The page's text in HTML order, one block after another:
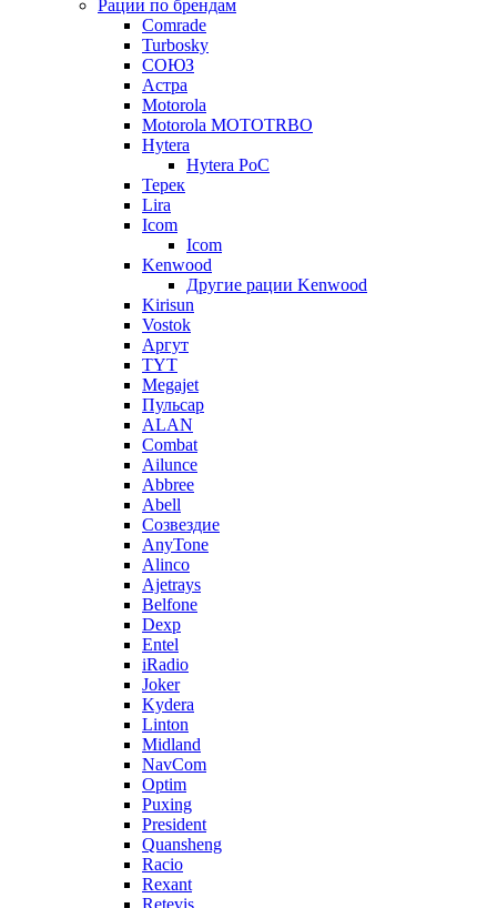
Рации по брендам
Comrade
Turbosky
СОЮЗ
Астра
Motorola
Motorola MOTOTRBO
Hytera
Hytera PoC
Терек
Lira
Icom
Icom
Kenwood
Другие рации Kenwood
Kirisun
Vostok
Аргут
TYT
Megajet
Пульсар
ALAN
Combat
Ailunce
Abbree
Abell
Созвездие
AnyTone
Alinco
Ajetrays
Belfone
Dexp
Entel
iRadio
Joker
Kydera
Linton
Midland
NavCom
Optim
Puxing
President
Quansheng
Racio
Rexant
Retevis